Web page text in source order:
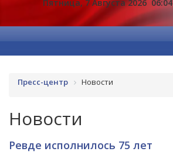
Пятница, 7 Августа 2026 06:04
Пресс-центр Новости
Новости
Ревде исполнилось 75 лет